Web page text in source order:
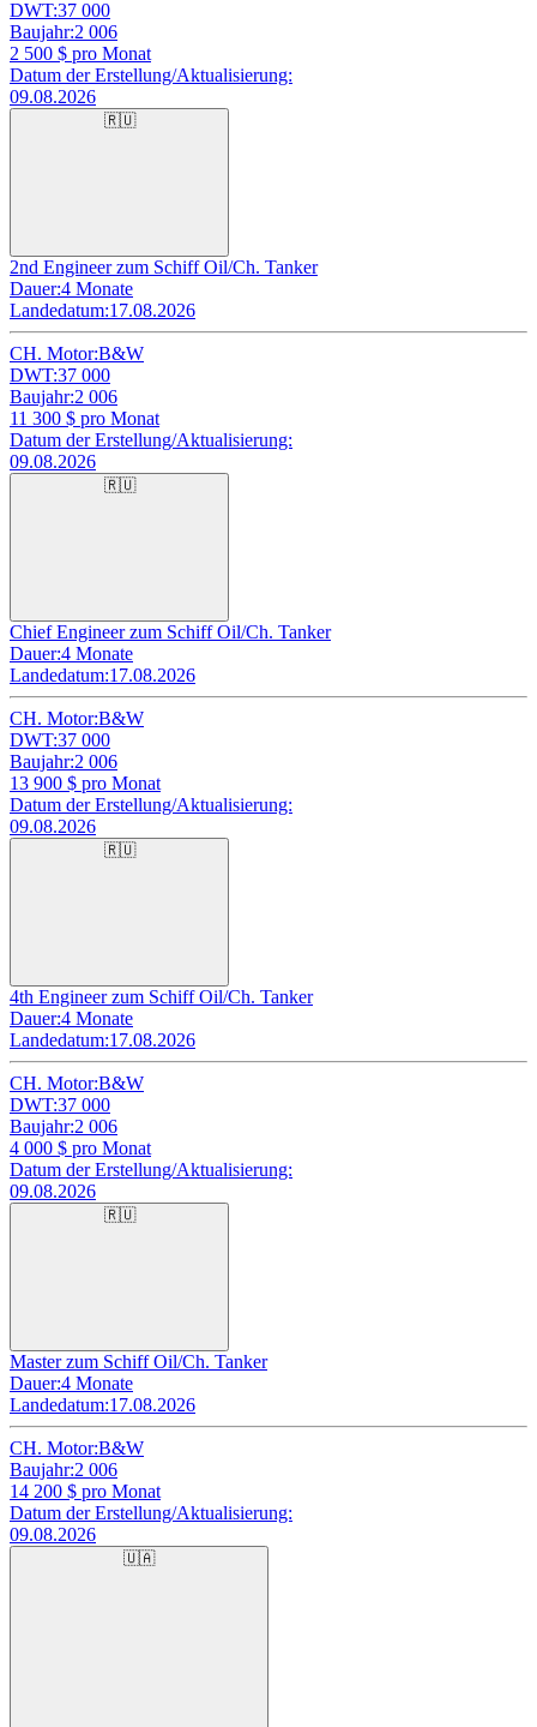
DWT:37 000
Baujahr:2 006
2 500 $ pro Monat
Datum der Erstellung/Aktualisierung:
09.08.2026
🇷🇺
2nd Engineer zum Schiff Oil/Ch. Tanker
Dauer:4 Monate
Landedatum:17.08.2026
CH. Motor:B&W
DWT:37 000
Baujahr:2 006
11 300 $ pro Monat
Datum der Erstellung/Aktualisierung:
09.08.2026
🇷🇺
Chief Engineer zum Schiff Oil/Ch. Tanker
Dauer:4 Monate
Landedatum:17.08.2026
CH. Motor:B&W
DWT:37 000
Baujahr:2 006
13 900 $ pro Monat
Datum der Erstellung/Aktualisierung:
09.08.2026
🇷🇺
4th Engineer zum Schiff Oil/Ch. Tanker
Dauer:4 Monate
Landedatum:17.08.2026
CH. Motor:B&W
DWT:37 000
Baujahr:2 006
4 000 $ pro Monat
Datum der Erstellung/Aktualisierung:
09.08.2026
🇷🇺
Master zum Schiff Oil/Ch. Tanker
Dauer:4 Monate
Landedatum:17.08.2026
CH. Motor:B&W
Baujahr:2 006
14 200 $ pro Monat
Datum der Erstellung/Aktualisierung:
09.08.2026
🇺🇦